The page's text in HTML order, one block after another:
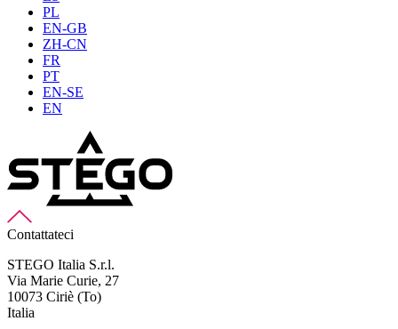
PL
EN-GB
ZH-CN
FR
PT
EN-SE
EN
Contattateci
STEGO Italia S.r.l.
Via Marie Curie, 27
10073 Ciriè (To)
Italia